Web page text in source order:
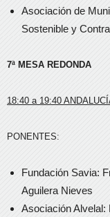
Asociación de
Sostenible y
7ª MESA REDONDA
18:40 a 19:40
PONENTES:
Fundación Savia:
Aguilera Nieves
Asociación Alvelal: